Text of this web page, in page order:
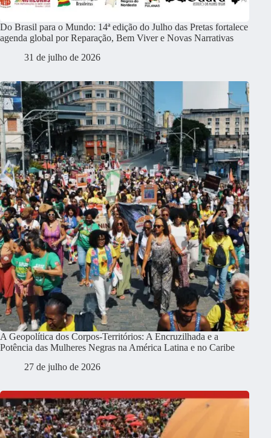
Do Brasil para o Mundo: 14ª edição do Julho das Pretas fortalece
agenda global por Reparação, Bem Viver e Novas Narrativas
31 de julho de 2026
A Geopolítica dos Corpos-Territórios: A Encruzilhada e a
Potência das Mulheres Negras na América Latina e no Caribe
27 de julho de 2026